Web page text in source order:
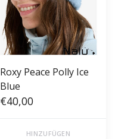
Roxy Peace Polly Ice
Blue
€40,00
HINZUFÜGEN